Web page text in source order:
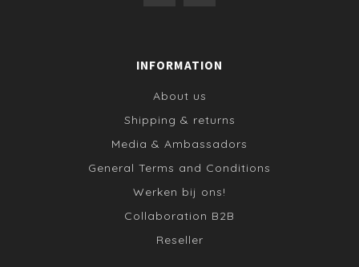
INFORMATION
About us
Shipping & returns
Media & Ambassadors
General Terms and Conditions
Werken bij ons!
Collaboration B2B
Reseller